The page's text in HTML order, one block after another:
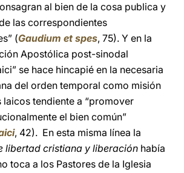
al bien de la cosa publica y
las correspondientes
(Gaudium et spes, 75). Y en la
Apostólica post-sinodal
se hace hincapié en la necesaria
del orden temporal como misión
tendiente a “promover
el bien común”
, 42). En esta misma línea la
libertad cristiana y liberación había
toca a los Pastores de la Iglesia